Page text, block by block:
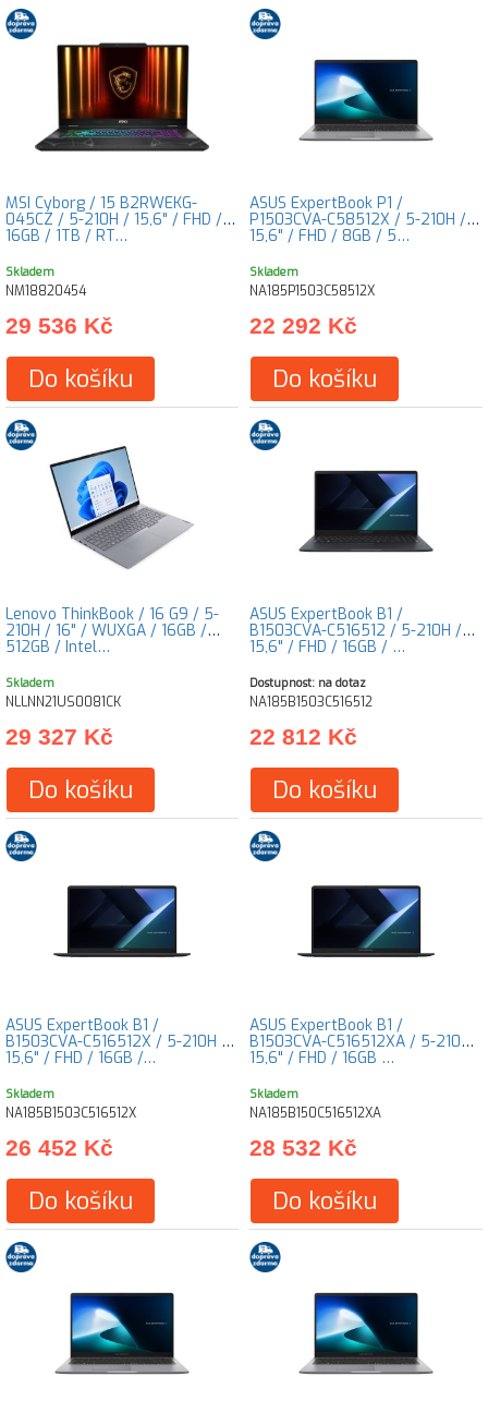
MSI Cyborg / 15 B2RWEKG-
045CZ / 5-210H / 15,6" / FHD /
16GB / 1TB / RT…
Skladem
NM18820454
29 536 Kč
Do košíku
ASUS ExpertBook P1 /
P1503CVA-C58512X / 5-210H /
15,6" / FHD / 8GB / 5…
Skladem
NA185P1503C58512X
22 292 Kč
Do košíku
Lenovo ThinkBook / 16 G9 / 5-
210H / 16" / WUXGA / 16GB /
512GB / Intel…
Skladem
NLLNN21US0081CK
29 327 Kč
Do košíku
ASUS ExpertBook B1 /
B1503CVA-C516512 / 5-210H /
15,6" / FHD / 16GB / …
Dostupnost: na dotaz
NA185B1503C516512
22 812 Kč
Do košíku
ASUS ExpertBook B1 /
B1503CVA-C516512X / 5-210H /
15,6" / FHD / 16GB /…
Skladem
NA185B1503C516512X
26 452 Kč
Do košíku
ASUS ExpertBook B1 /
B1503CVA-C516512XA / 5-210H /
15,6" / FHD / 16GB …
Skladem
NA185B150C516512XA
28 532 Kč
Do košíku